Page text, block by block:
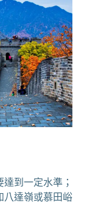
到一定水準；
八達嶺或慕田峪